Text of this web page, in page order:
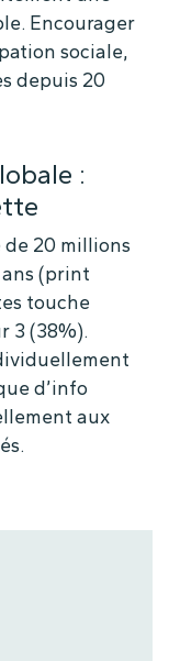
Encourager
sociale,
depuis 20
:
20 millions
ans (print
touche
3 (38%).
d’info
aux